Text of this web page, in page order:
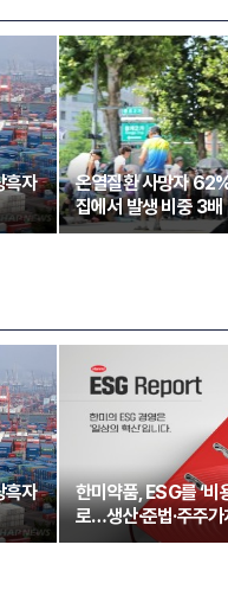
자
온열질환 사망자
집에서 발생 비중 3배
자
한미약품, ESG를 ‘비
로…생산·준법·주주